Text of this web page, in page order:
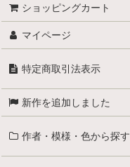
ショッピングカート
マイページ
特定商取引法表示
新作を追加しました
作者・模様・色から探す